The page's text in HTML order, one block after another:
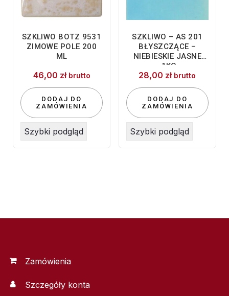
SZKLIWO BOTZ 9531
ZIMOWE POLE 200
ML
46,00 zł brutto
DODAJ DO
ZAMÓWIENIA
Szybki podgląd
SZKLIWO – AS 201
BŁYSZCZĄCE –
NIEBIESKIE JASNE
-1KG
28,00 zł brutto
DODAJ DO
ZAMÓWIENIA
Szybki podgląd
Zamówienia
Szczegóły konta